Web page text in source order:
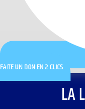
FAITE UN DON EN 2 CLICS
LA